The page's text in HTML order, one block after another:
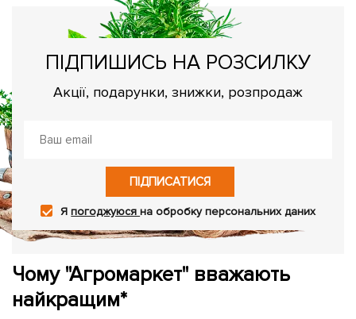
ПІДПИШИСЬ НА РОЗСИЛКУ
Акції, подарунки, знижки, розпродаж
ПІДПИСАТИСЯ
Япогоджуюсяна обробку персональних даних
Чому "Агромаркет" вважають
найкращим*